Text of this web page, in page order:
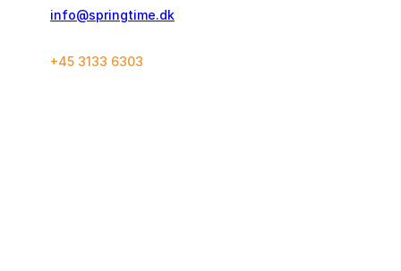
info@springtime.dk
+45 3133 6303